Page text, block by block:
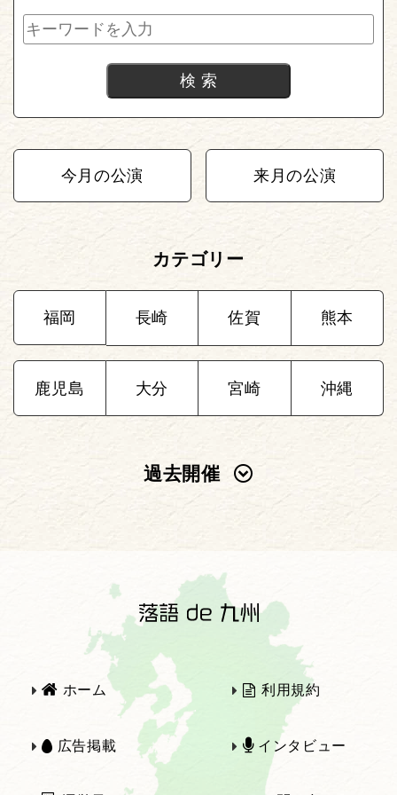
今月の公演 来月の公演
カテゴリー
福岡 長崎 佐賀 熊本
鹿児島 大分 宮崎 沖縄
過去開催
2022年
2021年 2020年
2019年 2018年
ホーム 利用規約
広告掲載 インタビュー